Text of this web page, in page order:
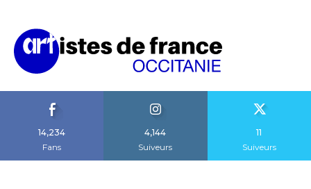
14,234
Fans
4,144
Suiveurs
11
Suiveurs